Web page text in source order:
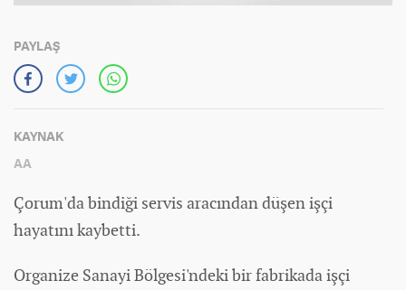
PAYLAŞ
KAYNAK
AA
Çorum'da bindiği servis aracından düşen işçi
hayatını kaybetti.
Organize Sanayi Bölgesi'ndeki bir fabrikada işçi